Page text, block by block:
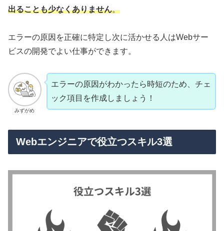
出ることも少なくありません。
エラーの原因を正確に特定し次に活かせる人はWebサー
ビスの開発でよい仕事ができます。
みずがめ
エラーの原因がわかったら時短のため、チェ
ック項目を作成しましょう！
Webエンジニアで役立つスキル3選